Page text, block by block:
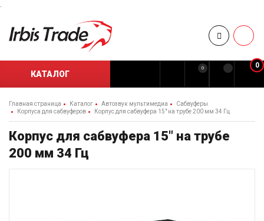
.
КАТАЛОГ
0 0
Главная страница Каталог Автозвук мультимедиа
Сабвуферы
Корпуса для сабвуферов
Корпус для сабвуфера 15" на трубе 200 мм 34 Гц
Корпус для сабвуфера 15" на трубе
200 мм 34 Гц